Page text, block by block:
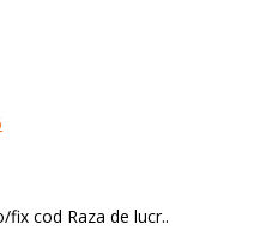
fix cod Raza de lucr..